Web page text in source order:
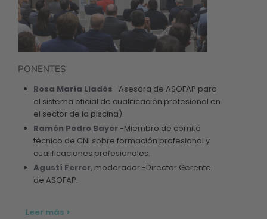
PONENTES
Rosa María Lladós -Asesora de ASOFAP para
el sistema oficial de cualificación profesional en
el sector de la piscina).
Ramón Pedro Bayer -Miembro de comité
técnico de CNI sobre formación profesional y
cualificaciones profesionales.
Agustí Ferrer, moderador -Director Gerente
de ASOFAP.
Leer más >